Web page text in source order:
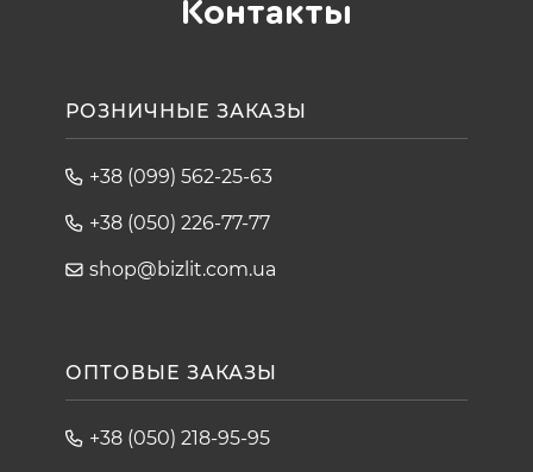
Контакты
РОЗНИЧНЫЕ ЗАКАЗЫ
+38 (099) 562-25-63
+38 (050) 226-77-77
shop@bizlit.com.ua
ОПТОВЫЕ ЗАКАЗЫ
+38 (050) 218-95-95